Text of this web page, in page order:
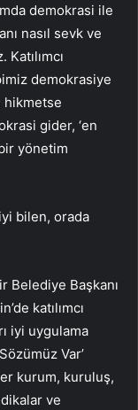
demokrasi ile
nasıl sevk ve
demokrasiye
hikmetse
gider, ‘en
yönetim
bilen, orada
Belediye Başkanı
katılımcı
iyi uygulama
Var’
kurum, kuruluş,
ve